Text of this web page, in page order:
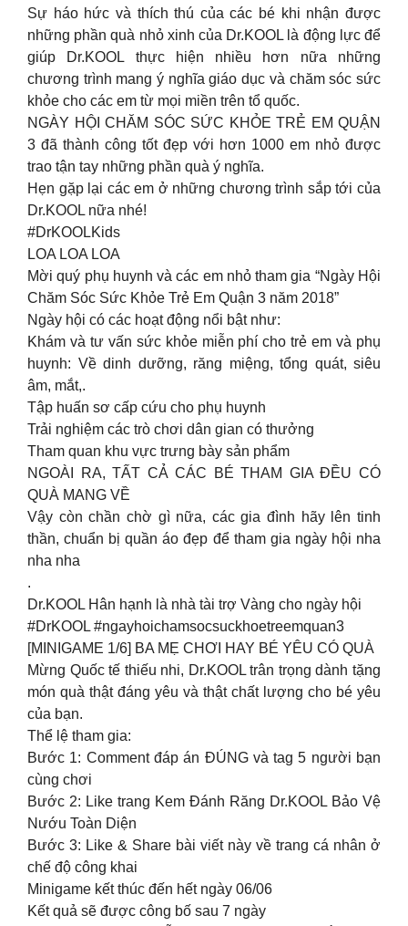
Sự háo hức và thích thú của các bé khi nhận được
những phần quà nhỏ xinh của Dr.KOOL là động lực để
giúp Dr.KOOL thực hiện nhiều hơn nữa những
chương trình mang ý nghĩa giáo dục và chăm sóc sức
khỏe cho các em từ mọi miền trên tổ quốc.
NGÀY HỘI CHĂM SÓC SỨC KHỎE TRẺ EM QUẬN
3 đã thành công tốt đẹp với hơn 1000 em nhỏ được
trao tận tay những phần quà ý nghĩa.
Hẹn gặp lại các em ở những chương trình sắp tới của
Dr.KOOL nữa nhé!
#DrKOOLKids
LOA LOA LOA
Mời quý phụ huynh và các em nhỏ tham gia “Ngày Hội
Chăm Sóc Sức Khỏe Trẻ Em Quận 3 năm 2018”
Ngày hội có các hoạt động nổi bật như:
Khám và tư vấn sức khỏe miễn phí cho trẻ em và phụ
huynh: Về dinh dưỡng, răng miệng, tổng quát, siêu
âm, mắt,.
Tập huấn sơ cấp cứu cho phụ huynh
Trải nghiệm các trò chơi dân gian có thưởng
Tham quan khu vực trưng bày sản phẩm
NGOÀI RA, TẤT CẢ CÁC BÉ THAM GIA ĐỀU CÓ
QUÀ MANG VỀ
Vậy còn chần chờ gì nữa, các gia đình hãy lên tinh
thần, chuẩn bị quần áo đẹp để tham gia ngày hội nha
nha nha
.
Dr.KOOL Hân hạnh là nhà tài trợ Vàng cho ngày hội
#DrKOOL #ngayhoichamsocsuckhoetreemquan3
[MINIGAME 1/6] BA MẸ CHƠI HAY BÉ YÊU CÓ QUÀ
Mừng Quốc tế thiếu nhi, Dr.KOOL trân trọng dành tặng
món quà thật đáng yêu và thật chất lượng cho bé yêu
của bạn.
Thể lệ tham gia:
Bước 1: Comment đáp án ĐÚNG và tag 5 người bạn
cùng chơi
Bước 2: Like trang Kem Đánh Răng Dr.KOOL Bảo Vệ
Nướu Toàn Diện
Bước 3: Like & Share bài viết này về trang cá nhân ở
chế độ công khai
Minigame kết thúc đến hết ngày 06/06
Kết quả sẽ được công bố sau 7 ngày